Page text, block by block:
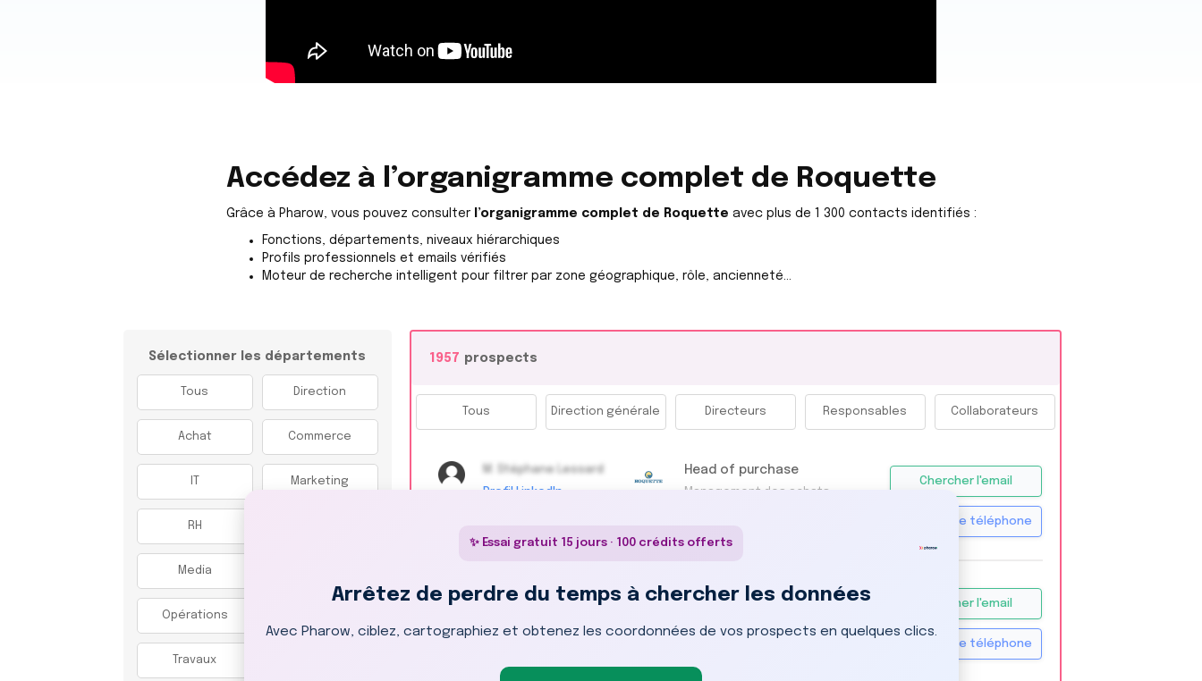
Accédez à l’organigramme complet de Roquette
Grâce à Pharow, vous pouvez consulter l’organigramme complet de Roquette avec plus de 1 300 contacts identifiés :
Fonctions, départements, niveaux hiérarchiques
Profils professionnels et emails vérifiés
Moteur de recherche intelligent pour filtrer par zone géographique, rôle, ancienneté…
Sélectionner les départements
Tous Direction
Achat Commerce
Marketing
RH
Media
Opérations
Travaux
1957 prospects
Tous Direction générale Directeurs Responsables Collaborateurs
M. Stéphane Lessard
Profil LinkedIn
Head of purchase
Management des achats
Chercher l'email
Chercher le téléphone
M. Stéphane Lessard
Directeur marketing
Chercher l'email
Chercher le téléphone
✨ Essai gratuit 15 jours · 100 crédits offerts
Arrêtez de perdre du temps à chercher les données
Avec Pharow, ciblez, cartographiez et obtenez les coordonnées de vos prospects en quelques clics.